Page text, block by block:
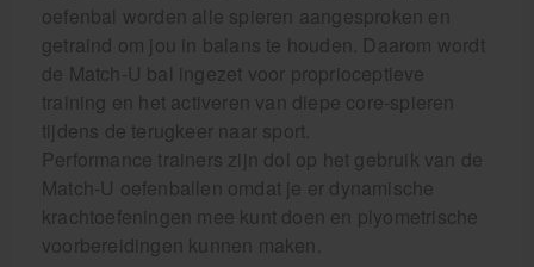
oefenbal worden alle spieren aangesproken en
getraind om jou in balans te houden. Daarom wordt
de Match-U bal ingezet voor proprioceptieve
training en het activeren van diepe core-spieren
tijdens de terugkeer naar sport.
Performance trainers zijn dol op het gebruik van de
Match-U oefenballen omdat je er dynamische
krachtoefeningen mee kunt doen en plyometrische
voorbereidingen kunnen maken.